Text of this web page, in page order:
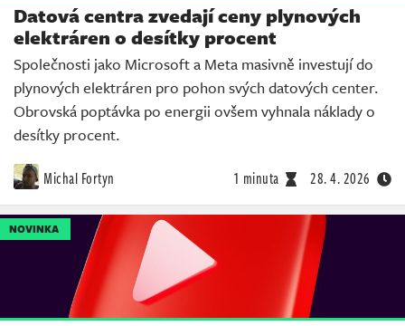
Datová centra zvedají ceny plynových
elektráren o desítky procent
Společnosti jako Microsoft a Meta masivně investují do
plynových elektráren pro pohon svých datových center.
Obrovská poptávka po energii ovšem vyhnala náklady o
desítky procent.
Michal Fortyn 1 minuta 28. 4. 2026
NOVINKA